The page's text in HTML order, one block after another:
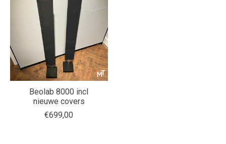
Beolab 8000 incl
nieuwe covers
€699,00